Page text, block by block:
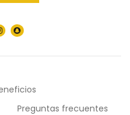
Preguntas frecuentes